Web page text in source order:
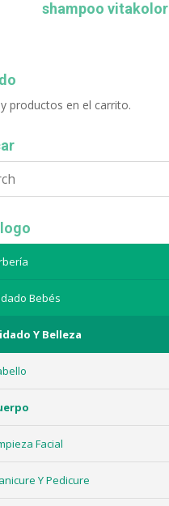
shampoo vitakolor
productos en el carrito.
Bebés
Y Belleza
Facial
Y Pedicure